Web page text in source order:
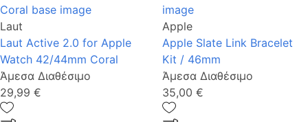
Laut
Laut Active 2.0 for Apple
Watch 42/44mm Coral
Άμεσα Διαθέσιμο
29,99 €
Apple
Apple Slate Link Bracelet
Kit / 46mm
Άμεσα Διαθέσιμο
35,00 €